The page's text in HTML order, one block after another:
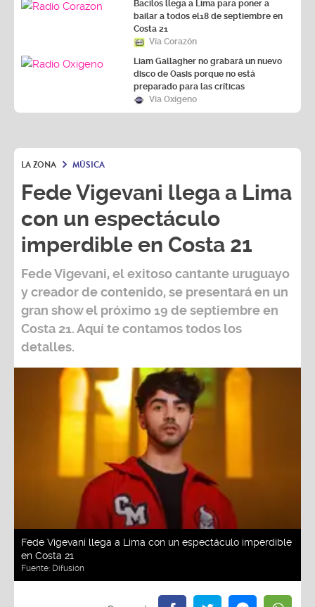
Bacilos llega a Lima para poner a
bailar a todos el18 de septiembre en
Costa 21
Vía Corazón
Liam Gallagher no grabará un nuevo
disco de Oasis porque no está
preparado para las críticas
Vía Oxígeno
LA ZONA MÚSICA
Fede Vigevani llega a Lima
con un espectáculo
imperdible en Costa 21
Fede Vigevani, el exitoso cantante uruguayo
y creador de contenido, se presentará en un
gran show el próximo 19 de septiembreen
Costa 21. Aquí te contamos todos los
detalles.
Fede Vigevani llega a Lima con un espectáculo imperdible
en Costa 21
Fuente: Difusión